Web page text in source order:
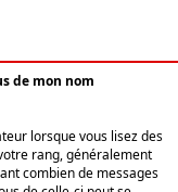
de mon nom
lorsque vous lisez des
rang, généralement
combien de messages